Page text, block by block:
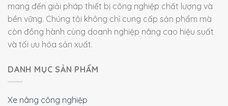
mang đến giải pháp thiết bị công nghiệp chất lượng và
bền vững. Chúng tôi không chỉ cung cấp sản phẩm mà
còn đồng hành cùng doanh nghiệp nâng cao hiệu suất
và tối ưu hóa sản xuất.
DANH MỤC SẢN PHẨM
Xe nâng công nghiệp